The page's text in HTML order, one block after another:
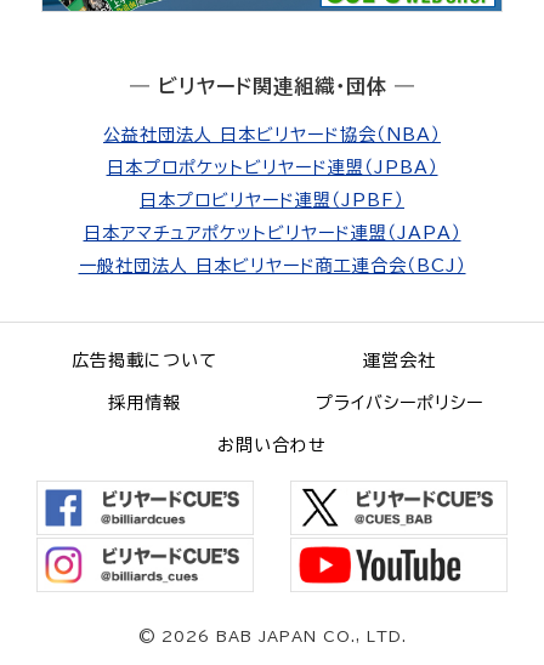
― ビリヤード関連組織・団体 ―
公益社団法人 日本ビリヤード協会（NBA）
日本プロポケットビリヤード連盟（JPBA）
日本プロビリヤード連盟（JPBF）
日本アマチュアポケットビリヤード連盟（JAPA）
一般社団法人 日本ビリヤード商工連合会（BCJ）
広告掲載について 運営会社
採用情報 プライバシーポリシー
お問い合わせ
© 2026 BAB JAPAN CO., LTD.